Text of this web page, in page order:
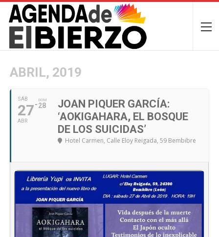
ABRIL, 2019
SÁB
27
ABR
DOM
28
JOAN PIQUER GARCÍA:
‘AOKIGAHARA, EL BOSQUE
DE LOS SUICIDAS’
Hotel Carmen, Calle Eloy Reigada, 59 Bembibre